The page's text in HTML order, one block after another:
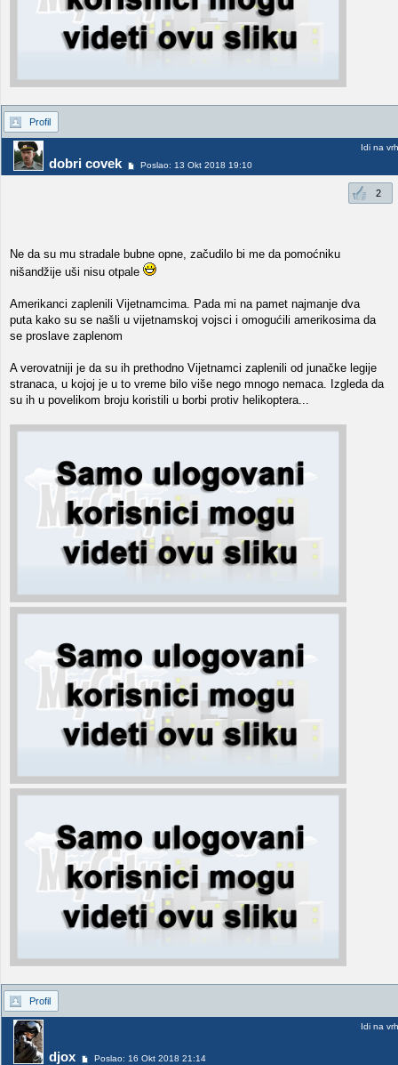
Profil
dobri covek Poslao: 13 Okt 2018 19:10
Idi na vrh
2
Ne da su mu stradale bubne opne, začudilo bi me da pomoćniku
nišandžije uši nisu otpale
Amerikanci zaplenili Vijetnamcima. Pada mi na pamet najmanje dva
puta kako su se našli u vijetnamskoj vojsci i omogućili amerikosima da
se proslave zaplenom
A verovatniji je da su ih prethodno Vijetnamci zaplenili od junačke legije
stranaca, u kojoj je u to vreme bilo više nego mnogo nemaca. Izgleda da
su ih u povelikom broju koristili u borbi protiv helikoptera...
Profil
djox Poslao: 16 Okt 2018 21:14
Idi na vrh